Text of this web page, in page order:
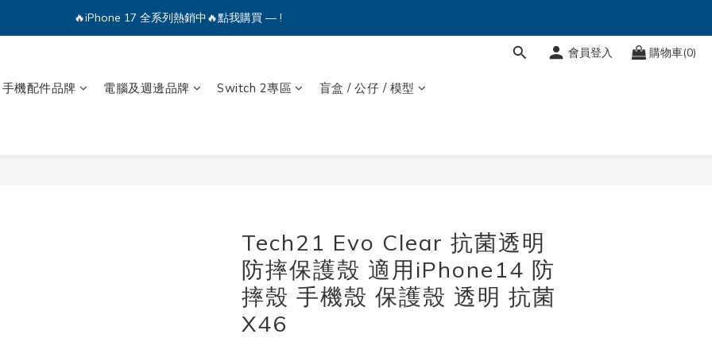
🔥iPhone 17 全系列熱銷中🔥點我購買 — !
💕加入Q哥 Line 新好友領優惠券！🎫
會員登入 購物車(0)
手機配件品牌 電腦及週邊品牌 Switch 2專區 盲盒 / 公仔 / 模型
Tech21 Evo Clear 抗菌透明
防摔保護殼 適用iPhone14 防
摔殼 手機殼 保護殼 透明 抗菌
X46